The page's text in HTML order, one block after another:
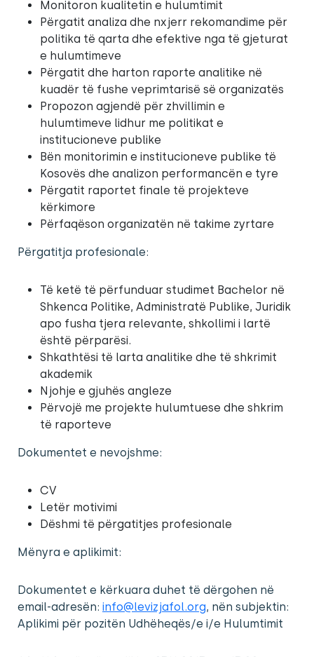
Monitoron kualitetin e hulumtimit
Përgatit analiza dhe nxjerr rekomandime për
politika të qarta dhe efektive nga të gjeturat
e hulumtimeve
Përgatit dhe harton raporte analitike në
kuadër të fushe veprimtarisë së organizatës
Propozon agjendë për zhvillimin e
hulumtimeve lidhur me politikat e
institucioneve publike
Bën monitorimin e institucioneve publike të
Kosovës dhe analizon performancën e tyre
Përgatit raportet finale të projekteve
kërkimore
Përfaqëson organizatën në takime zyrtare
Përgatitja profesionale:
Të ketë të përfunduar studimet Bachelor në
Shkenca Politike, Administratë Publike, Juridik
apo fusha tjera relevante, shkollimi i lartë
është përparësi.
Shkathtësi të larta analitike dhe të shkrimit
akademik
Njohje e gjuhës angleze
Përvojë me projekte hulumtuese dhe shkrim
të raporteve
Dokumentet e nevojshme:
CV
Letër motivimi
Dëshmi të përgatitjes profesionale
Mënyra e aplikimit:
Dokumentet e kërkuara duhet të dërgohen në
email-adresën: info@levizjafol.org, nën subjektin:
Aplikimi për pozitën Udhëheqës/e i/e Hulumtimit